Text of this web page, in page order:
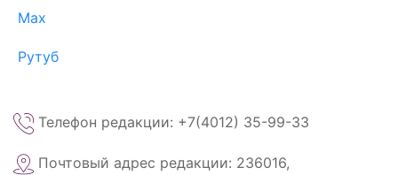
Max
Рутуб
Телефон редакции: +7(4012) 35-99-33
Почтовый адрес редакции: 236016,